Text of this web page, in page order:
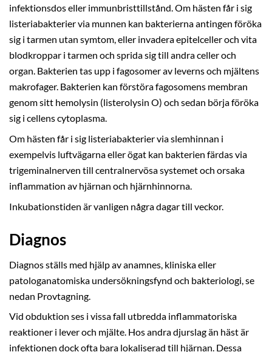
infektionsdos eller immunbristtillstånd. Om hästen får i sig
listeriabakterier via munnen kan bakterierna antingen föröka
sig i tarmen utan symtom, eller invadera epitelceller och vita
blodkroppar i tarmen och sprida sig till andra celler och
organ. Bakterien tas upp i fagosomer av leverns och mjältens
makrofager. Bakterien kan förstöra fagosomens membran
genom sitt hemolysin (listerolysin O) och sedan börja föröka
sig i cellens cytoplasma.
Om hästen får i sig listeriabakterier via slemhinnan i
exempelvis luftvägarna eller ögat kan bakterien färdas via
trigeminalnerven till centralnervösa systemet och orsaka
inflammation av hjärnan och hjärnhinnorna.
Inkubationstiden är vanligen några dagar till veckor.
Diagnos
Diagnos ställs med hjälp av anamnes, kliniska eller
patologanatomiska undersökningsfynd och bakteriologi, se
nedan Provtagning.
Vid obduktion ses i vissa fall utbredda inflammatoriska
reaktioner i lever och mjälte. Hos andra djurslag än häst är
infektionen dock ofta bara lokaliserad till hjärnan. Dessa